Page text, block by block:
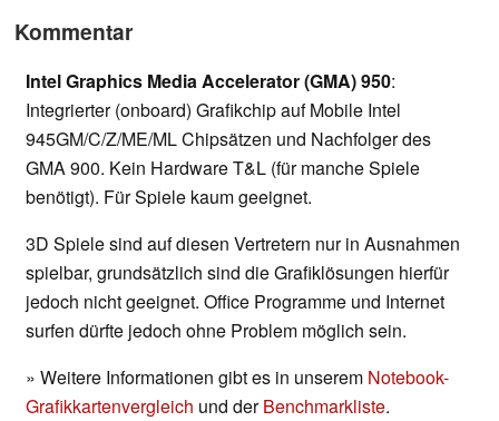
Kommentar
Intel Graphics Media Accelerator (GMA) 950:
Integrierter (onboard) Grafikchip auf Mobile Intel
945GM/C/Z/ME/ML Chipsätzen und Nachfolger des
GMA 900. Kein Hardware T&L (für manche Spiele
benötigt). Für Spiele kaum geeignet.
3D Spiele sind auf diesen Vertretern nur in Ausnahmen
spielbar, grundsätzlich sind die Grafiklösungen hierfür
jedoch nicht geeignet. Office Programme und Internet
surfen dürfte jedoch ohne Problem möglich sein.
» Weitere Informationen gibt es in unserem Notebook-
Grafikkartenvergleich und derBenchmarkliste.